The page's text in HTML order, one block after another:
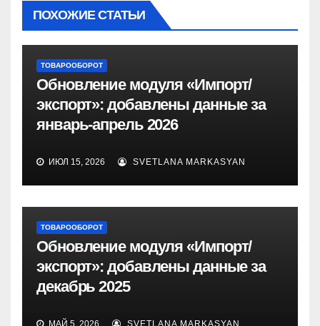
ПОХОЖИЕ СТАТЬИ
ТОВАРООБОРОТ
Обновление модуля «Импорт/
экспорт»: добавлены данные за
январь-апрель 2026
ИЮЛ 15, 2026 SVETLANA MARKASYAN
ТОВАРООБОРОТ
Обновление модуля «Импорт/
экспорт»: добавлены данные за
декабрь 2025
МАЙ 5, 2026 SVETLANA MARKASYAN